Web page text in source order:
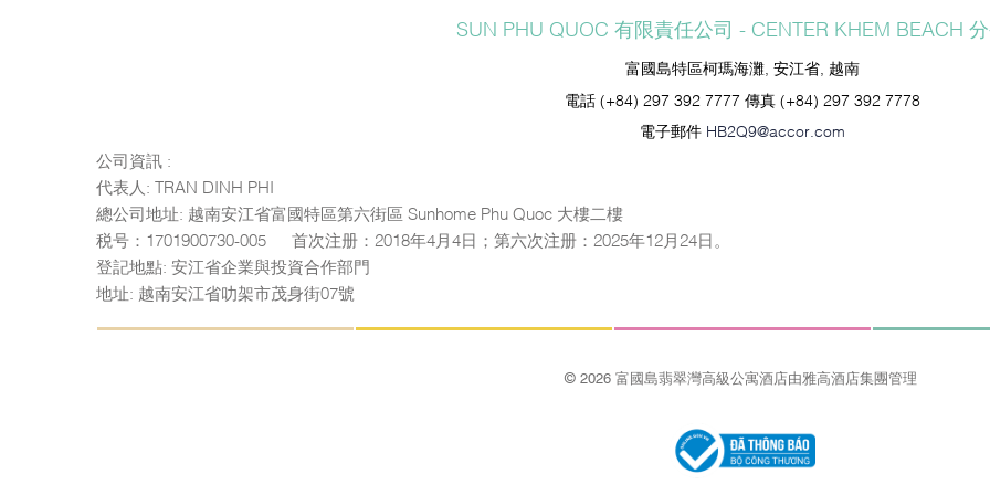
SUN PHU QUOC 有限責任公司 - CENTER KHEM BEACH
富國島特區柯瑪海灘, 安江省, 越南
電話 (+84) 297 392 7777 傳真 (+84) 297 392 7778
電子郵件 HB2Q9@accor.com
公司資訊 :
代表人: TRAN DINH PHI
總公司地址: 越南安江省富國特區第六街區 Sunhome Phu Quoc 大樓二樓
税号：1701900730-005 — 首次注册：2018年4月4日；第六次注册：2025年12月24日。
登記地點: 安江省企業與投資合作部門
地址: 越南安江省叻架市茂身街07號
© 2026 富國島翡翠灣高級公寓酒店由雅高酒店集團管理